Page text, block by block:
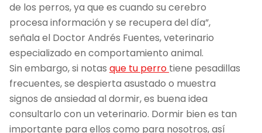
de los perros, ya que es cuando su cerebro
procesa información y se recupera del día”,
señala el Doctor Andrés Fuentes, veterinario
especializado en comportamiento animal.
Sin embargo, si notas que tu perro tiene pesadillas
frecuentes, se despierta asustado o muestra
signos de ansiedad al dormir, es buena idea
consultarlo con un veterinario. Dormir bien es tan
importante para ellos como para nosotros, así